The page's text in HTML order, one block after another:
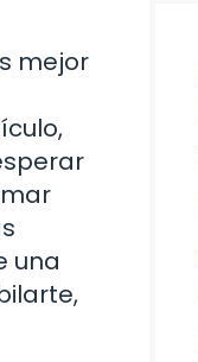
mejor
una